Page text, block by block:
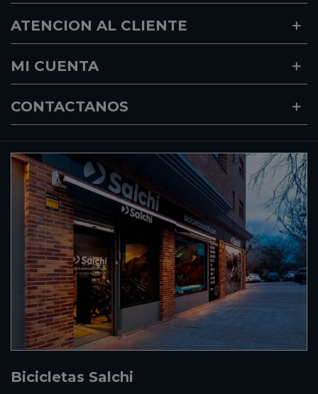
ATENCION AL CLIENTE
MI CUENTA
CONTACTANOS
Bicicletas Salchi